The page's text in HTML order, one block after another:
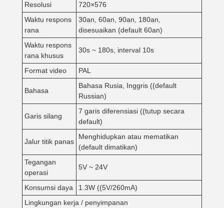
Resolusi
720×576
Waktu respons
rana
30an, 60an, 90an, 180an,
disesuaikan (default 60an)
Waktu respons
rana khusus
30s ~ 180s, interval 10s
Format video PAL
Bahasa
Bahasa Rusia, Inggris ((default
Russian)
Garis silang
7 garis diferensiasi ((tutup secara
default)
Jalur titik panas
Menghidupkan atau mematikan
(default dimatikan)
Tegangan
operasi
5V ~ 24V
Konsumsi daya
1.3W ((5V/260mA)
Lingkungan kerja / penyimpanan